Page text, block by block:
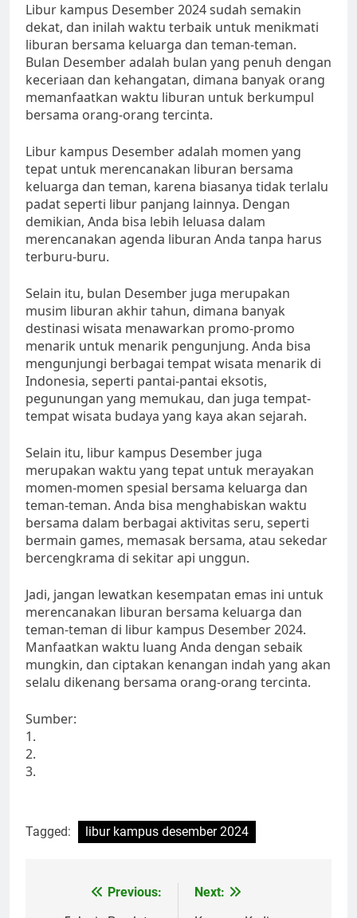
Libur kampus Desember 2024 sudah semakin
dekat, dan inilah waktu terbaik untuk menikmati
liburan bersama keluarga dan teman-teman.
Bulan Desember adalah bulan yang penuh dengan
keceriaan dan kehangatan, dimana banyak orang
memanfaatkan waktu liburan untuk berkumpul
bersama orang-orang tercinta.
Libur kampus Desember adalah momen yang
tepat untuk merencanakan liburan bersama
keluarga dan teman, karena biasanya tidak terlalu
padat seperti libur panjang lainnya. Dengan
demikian, Anda bisa lebih leluasa dalam
merencanakan agenda liburan Anda tanpa harus
terburu-buru.
Selain itu, bulan Desember juga merupakan
musim liburan akhir tahun, dimana banyak
destinasi wisata menawarkan promo-promo
menarik untuk menarik pengunjung. Anda bisa
mengunjungi berbagai tempat wisata menarik di
Indonesia, seperti pantai-pantai eksotis,
pegunungan yang memukau, dan juga tempat-
tempat wisata budaya yang kaya akan sejarah.
Selain itu, libur kampus Desember juga
merupakan waktu yang tepat untuk merayakan
momen-momen spesial bersama keluarga dan
teman-teman. Anda bisa menghabiskan waktu
bersama dalam berbagai aktivitas seru, seperti
bermain games, memasak bersama, atau sekedar
bercengkrama di sekitar api unggun.
Jadi, jangan lewatkan kesempatan emas ini untuk
merencanakan liburan bersama keluarga dan
teman-teman di libur kampus Desember 2024.
Manfaatkan waktu luang Anda dengan sebaik
mungkin, dan ciptakan kenangan indah yang akan
selalu dikenang bersama orang-orang tercinta.
Sumber:
1.
2.
3.
Tagged: libur kampus desember 2024
Previous:
Next: